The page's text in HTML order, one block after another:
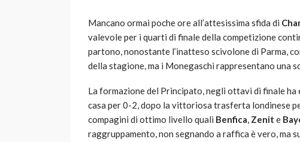
Mancano ormai poche ore all’attesissima sfida di
valevole per i quarti di finale della competizione
partono, nonostante l’inatteso scivolone di Parma,
della stagione, ma i Monegaschi rappresentano una
La formazione del Principato, negli ottavi di finale ha
casa per 0-2, dopo la vittoriosa trasferta londinese
compagini di ottimo livello quali Benfica, Zenit e
raggruppamento, non segnando a raffica è vero, ma
VARIE
Robot tagliaerba: quale
god 1 anno ago